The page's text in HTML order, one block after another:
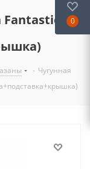
Fantastic Ø
- Чугунная
0